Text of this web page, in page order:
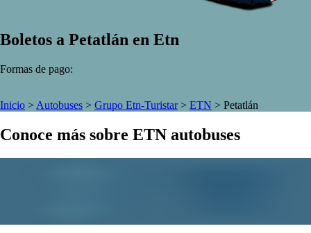
Boletos a Petatlán en Etn
Formas de pago:
Inicio > Autobuses > Grupo Etn-Turistar> ETN > Petatlán
Conoce más sobre ETN autobuses